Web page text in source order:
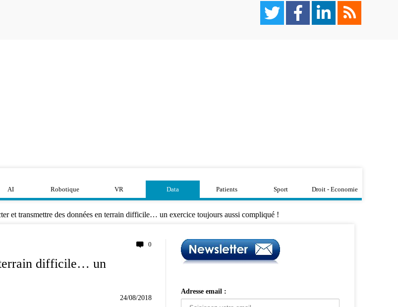
AI Robotique VR Data Patients Sport Droit - Economie
et transmettre des données en terrain difficile… un exercice toujours aussi compliqué !
0
terrain difficile… un
24/08/2018
Adresse email :